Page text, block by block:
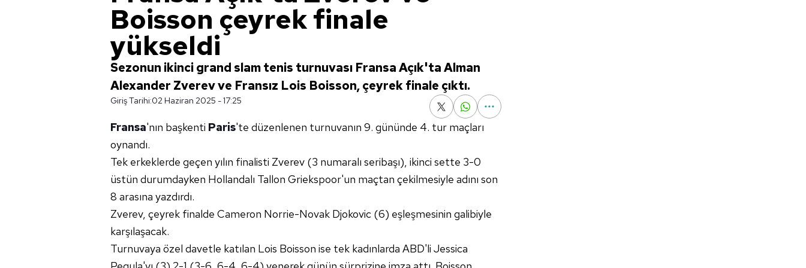
Boisson çeyrek finale
yükseldi
Sezonun ikinci grand slam tenis turnuvası Fransa Açık'ta Alman
Alexander Zverev ve Fransız Lois Boisson, çeyrek finale çıktı.
Giriş Tarihi:02 Haziran 2025 - 17:25
Fransa'nın başkenti Paris'te düzenlenen turnuvanın 9. gününde 4. tur maçları
oynandı.
Tek erkeklerde geçen yılın finalisti Zverev (3 numaralı seribaşı), ikinci sette 3-0
üstün durumdayken Hollandalı Tallon Griekspoor'un maçtan çekilmesiyle adını son
8 arasına yazdırdı.
Zverev, çeyrek finalde Cameron Norrie-Novak Djokovic (6) eşleşmesinin galibiyle
karşılaşacak.
Turnuvaya özel davetle katılan Lois Boisson ise tek kadınlarda ABD'li Jessica